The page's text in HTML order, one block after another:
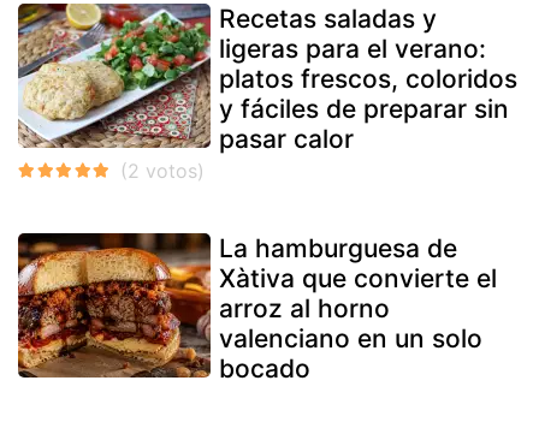
Recetas saladas y
ligeras para el verano:
platos frescos, coloridos
y fáciles de preparar sin
pasar calor
La hamburguesa de
Xàtiva que convierte el
arroz al horno
valenciano en un solo
bocado